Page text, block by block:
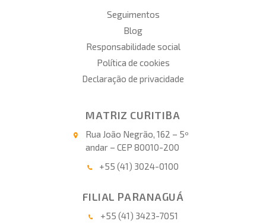
Seguimentos
Blog
Responsabilidade social
Política de cookies
Declaração de privacidade
MATRIZ CURITIBA
Rua João Negrão, 162 – 5º
andar – CEP 80010-200
+55 (41) 3024-0100
FILIAL PARANAGUÁ
+55 (41) 3423-7051